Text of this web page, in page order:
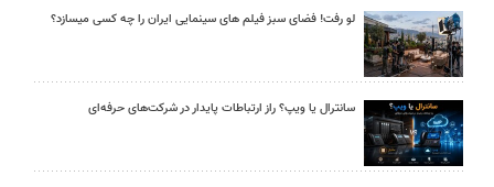
لو رفت! فضای سبز فیلم های سینمایی ایران را چه کسی میسازد؟
سانترال یا ویپ؟ راز ارتباطات پایدار در شرکت‌های حرفه‌ای